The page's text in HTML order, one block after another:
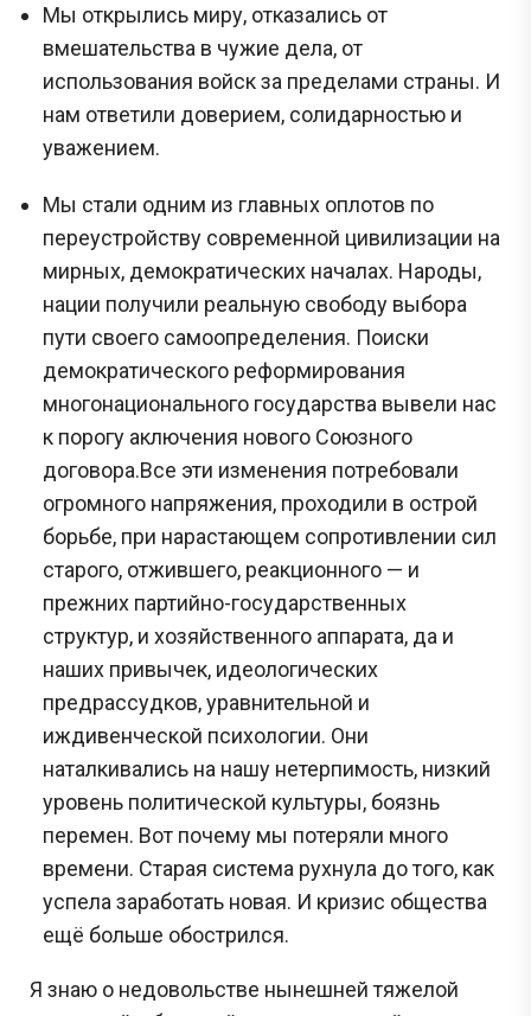
Мы открылись миру, отказались от
вмешательства в чужие дела, от
использования войск за пределами страны. И
нам ответили доверием, солидарностью и
уважением.
Мы стали одним из главных оплотов по
переустройству современной цивилизации на
мирных, демократических началах. Народы,
нации получили реальную свободу выбора
пути своего самоопределения. Поиски
демократического реформирования
многонационального государства вывели нас
к порогу аключения нового Союзного
договора.Все эти изменения потребовали
огромного напряжения, проходили в острой
борьбе, при нарастающем сопротивлении сил
старого, отжившего, реакционного — и
прежних партийно-государственных
структур, и хозяйственного аппарата, да и
наших привычек, идеологических
предрассудков, уравнительной и
иждивенческой психологии. Они
наталкивались на нашу нетерпимость, низкий
уровень политической культуры, боязнь
перемен. Вот почему мы потеряли много
времени. Старая система рухнула до того, как
успела заработать новая. И кризис общества
ещё больше обострился.
Я знаю о недовольстве нынешней тяжелой